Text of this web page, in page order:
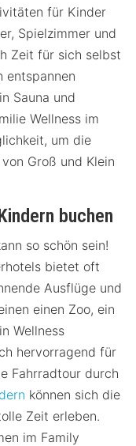
für Kinder
Spielzimmer und
Zeit für sich selbst
entspannen
Sauna und
Wellness im
um die
Groß und Klein
buchen
so schön sein!
bietet oft
Ausflüge und
einen Zoo, ein
Wellness
hervorragend für
Fahrradtour durch
können sich die
Zeit erleben.
im Family